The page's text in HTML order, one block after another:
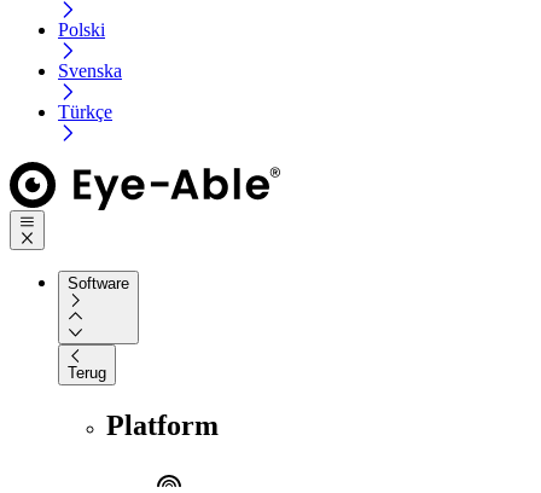
Polski
Svenska
Türkçe
Software
Terug
Platform